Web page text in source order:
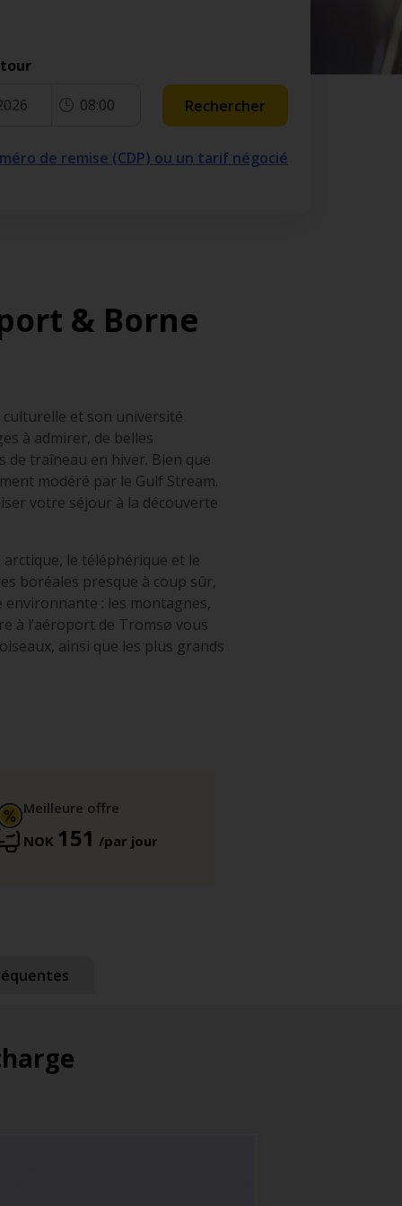
08:00 Rechercher
de remise (CDP) ou un tarif négocié
& Borne
et son université
à admirer, de belles
de traîneau en hiver. Bien que
modéré par le Gulf Stream.
votre séjour à la découverte
le téléphérique et le
boréales presque à coup sûr,
: les montagnes,
à l’aéroport de Tromsø vous
ainsi que les plus grands
Meilleure offre
NOK 151 /par jour